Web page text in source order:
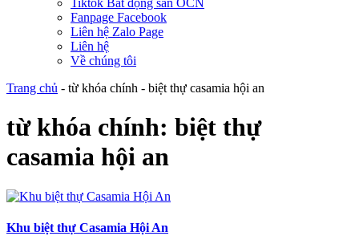
Tiktok Bất động sản OCN
Fanpage Facebook
Liên hệ Zalo Page
Liên hệ
Về chúng tôi
Trang chủ - từ khóa chính - biệt thự casamia hội an
từ khóa chính: biệt thự
casamia hội an
Khu biệt thự Casamia Hội An